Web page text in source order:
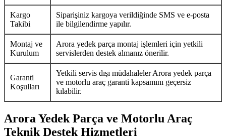
Kargo
Takibi
Siparişiniz kargoya verildiğinde SMS ve e-posta
ile bilgilendirme yapılır.
Montaj ve
Kurulum
Arora yedek parça montaj işlemleri için yetkili
servislerden destek almanız önerilir.
Garanti
Koşulları
Yetkili servis dışı müdahaleler Arora yedek parça
ve motorlu araç garanti kapsamını geçersiz
kılabilir.
Arora Yedek Parça ve Motorlu Araç
Teknik Destek Hizmetleri